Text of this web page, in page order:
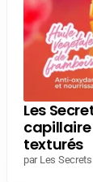
Les
texturés
par Les